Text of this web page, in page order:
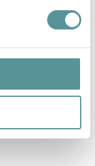
periodes in je
dat wij Knuf